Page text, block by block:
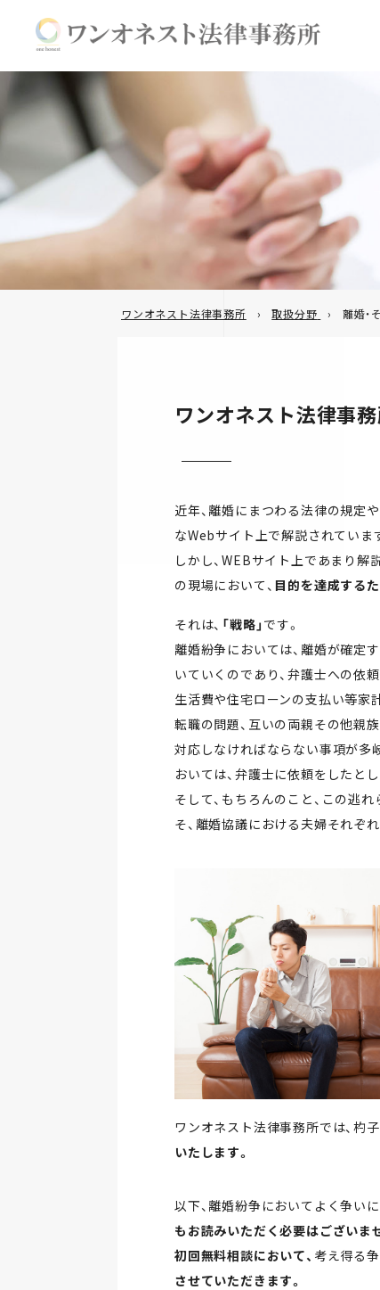
離婚・その他
男女トラブル
ワンオネスト法律事務所 取扱分野 離婚・
ワンオネスト法律事
近年、離婚にまつわる法律の規定
なWebサイト上で解説されていま
しかし、WEBサイト上であまり解
の現場において、 目的を達成する
それは、 「戦略」 です。
離婚紛争においては、離婚が確定
いていくのであり、弁護士への依
生活費や住宅ローンの支払い等家計
転職の問題、互いの両親その他親
対応しなければならない事項が多
おいては、弁護士に依頼をしたと
そして、もちろんのこと、この逃
そ、離婚協議における夫婦それぞ
ワンオネスト法律事務所では、杓
いたします。
以下、離婚紛争においてよく争い
もお読みいただく必要はございま
初回無料相談において、 考え得る
させていただきます。